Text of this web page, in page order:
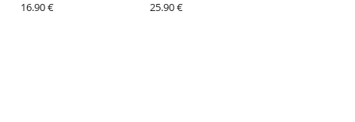
25°C, [K-④]
16.90 € 25.90 €